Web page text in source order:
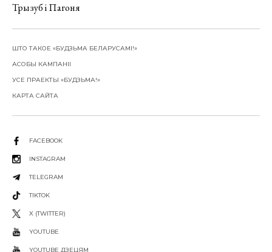
Трызуб і Пагоня
ШТО ТАКОЕ «БУДЗЬМА БЕЛАРУСАМІ!»
АСОБЫ КАМПАНІІ
УСЕ ПРАЕКТЫ «БУДЗЬМА!»
КАРТА САЙТА
FACEBOOK
INSTAGRAM
TELEGRAM
TIKTOK
X (TWITTER)
YOUTUBE
YOUTUBE ДЗЕЦЯМ